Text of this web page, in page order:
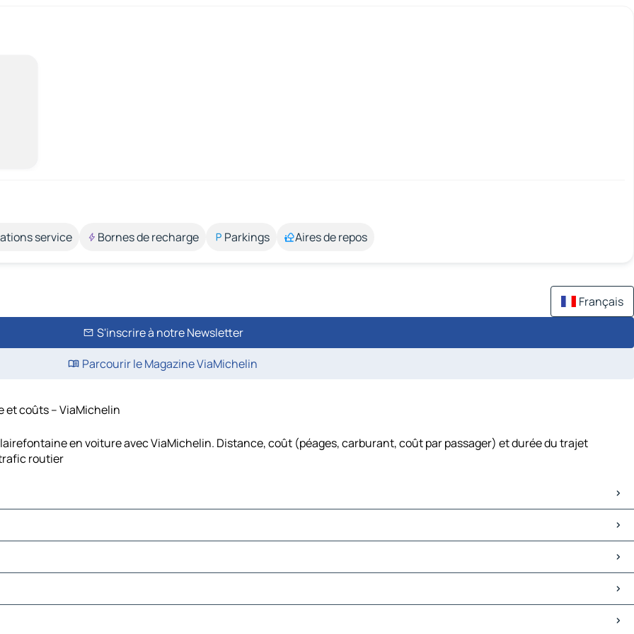
service Bornes de recharge Parkings Aires de repos
Français
S'inscrire à notre Newsletter
Parcourir le Magazine ViaMichelin
et coûts – ViaMichelin
en voiture avec ViaMichelin. Distance, coût (péages, carburant, coût par passager) et durée du trajet
routier